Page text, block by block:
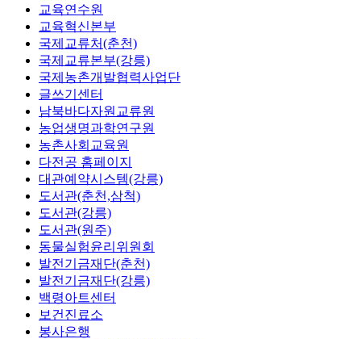
교육연수원
교육혁신본부
국제교류처(춘천)
국제교류본부(강릉)
국제농촌개발협력사업단
글쓰기센터
남북바다자원교류원
농업생명과학연구원
농촌사회교육원
다전공 홈페이지
대관예약시스템(강릉)
도서관(춘천,삼척)
도서관(강릉)
도서관(원주)
동물실험윤리위원회
발전기금재단(춘천)
발전기금재단(강릉)
백령아트센터
보건진료소
봉사은행